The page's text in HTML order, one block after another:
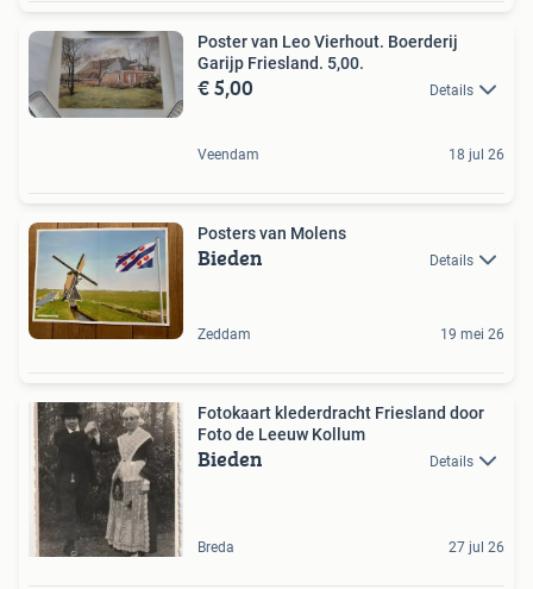
Poster van Leo Vierhout. Boerderij
Garijp Friesland. 5,00.
€ 5,00 Details
Veendam 18 jul 26
Posters van Molens
Bieden Details
Zeddam 19 mei 26
Fotokaart klederdracht Friesland door
Foto de Leeuw Kollum
Bieden Details
Breda 27 jul 26